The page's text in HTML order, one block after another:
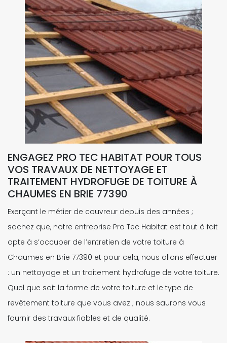
ENGAGEZ PRO TEC HABITAT POUR TOUS
VOS TRAVAUX DE NETTOYAGE ET
TRAITEMENT HYDROFUGE DE TOITURE À
CHAUMES EN BRIE 77390
Exerçant le métier de couvreur depuis des années ;
sachez que, notre entreprise Pro Tec Habitat est tout à fait
apte à s’occuper de l’entretien de votre toiture à
Chaumes en Brie 77390 et pour cela, nous allons effectuer
: un nettoyage et un traitement hydrofuge de votre toiture.
Quel que soit la forme de votre toiture et le type de
revêtement toiture que vous avez ; nous saurons vous
fournir des travaux fiables et de qualité.